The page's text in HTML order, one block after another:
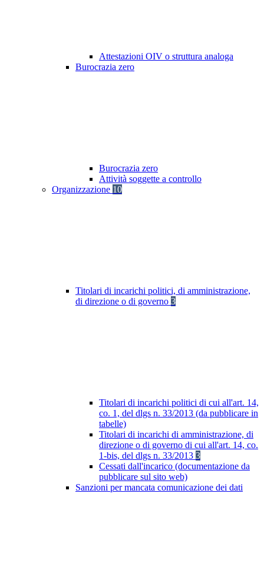
Attestazioni OIV o struttura analoga
Burocrazia zero
Burocrazia zero
Attività soggette a controllo
Organizzazione 10
Titolari di incarichi politici, di amministrazione,
di direzione o di governo 3
Titolari di incarichi politici di cui all'art. 14,
co. 1, del dlgs n. 33/2013 (da pubblicare in
tabelle)
Titolari di incarichi di amministrazione, di
direzione o di governo di cui all'art. 14, co.
1-bis, del dlgs n. 33/2013 3
Cessati dall'incarico (documentazione da
pubblicare sul sito web)
Sanzioni per mancata comunicazione dei dati